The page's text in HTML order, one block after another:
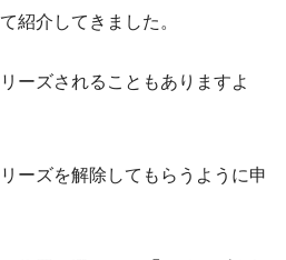
紹介してきました。
ーズされることもありますよ
ーズを解除してもらうように申